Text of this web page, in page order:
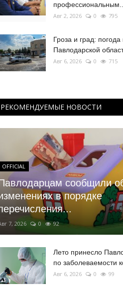
профессиональным...
Авг 2, 2026 0 795
Гроза и град: погода
Павлодарской
Авг 6, 2026 0 715
РЕКОМЕНДУЕМЫЕ НОВОСТИ
OFFICIAL
сообщили
в порядке
7, 2026 0 92
Лето принесло
по заболеваемости
Авг 6, 2026 0 99